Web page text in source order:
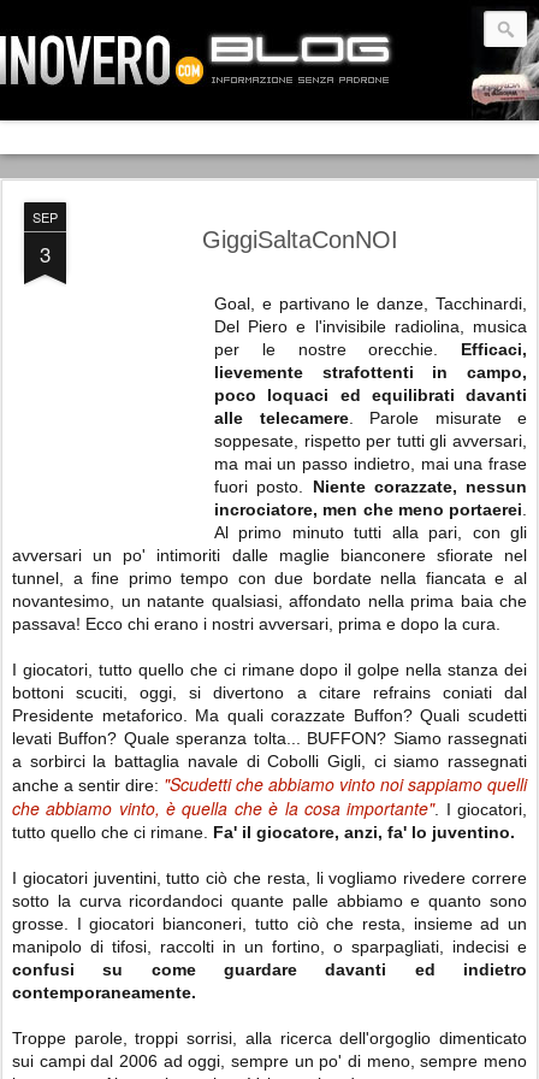
SEP
3 GiggiSaltaConNOI
Goal, e partivano le danze, Tacchinardi,
Del Piero e l'invisibile radiolina, musica
per le nostre orecchie. Efficaci,
lievemente strafottenti in campo,
poco loquaci ed equilibrati davanti
alle telecamere. Parole misurate e
soppesate, rispetto per tutti gli avversari,
ma mai un passo indietro, mai una frase
fuori posto. Niente corazzate, nessun
incrociatore, men che meno portaerei
Al primo minuto tutti alla pari, con gli
avversari un po' intimoriti dalle maglie bianconere sfiorate nel
tunnel, a fine primo tempo con due bordate nella fiancata e al
novantesimo, un natante qualsiasi, affondato nella prima baia che
passava! Ecco chi erano i nostri avversari, prima e dopo la cura.
I giocatori, tutto quello che ci rimane dopo il golpe nella stanza dei
bottoni scuciti, oggi, si divertono a citare refrains coniati dal
Presidente metaforico. Ma quali corazzate Buffon? Quali scudetti
levati Buffon? Quale speranza tolta... BUFFON? Siamo rassegnati
a sorbirci la battaglia navale di Cobolli Gigli, ci siamo rassegnati
anche a sentir dire: "Scudetti che abbiamo vinto noi sappiamo quelli
che abbiamo vinto, è quella che è la cosa importante". I giocatori,
tutto quello che ci rimane. Fa' il giocatore, anzi, fa' lo juventino.
I giocatori juventini, tutto ciò che resta, li vogliamo rivedere correre
sotto la curva ricordandoci quante palle abbiamo e quanto sono
grosse. I giocatori bianconeri, tutto ciò che resta, insieme ad un
manipolo di tifosi, raccolti in un fortino, o sparpagliati, indecisi e
confusi su come guardare davanti ed indietro
contemporaneamente.
Troppe parole, troppi sorrisi, alla ricerca dell'orgoglio dimenticato
sui campi dal 2006 ad oggi, sempre un po' di meno, sempre meno